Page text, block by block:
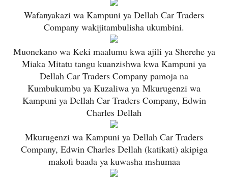
Wafanyakazi wa Kampuni ya Dellah Car Traders
Company wakijitambulisha ukumbini.
Muonekano wa Keki maalumu kwa ajili ya Sherehe ya
Miaka Mitatu tangu kuanzishwa kwa Kampuni ya
Dellah Car Traders Company pamoja na
Kumbukumbu ya Kuzaliwa ya Mkurugenzi wa
Kampuni ya Dellah Car Traders Company, Edwin
Charles Dellah
Mkurugenzi wa Kampuni ya Dellah Car Traders
Company, Edwin Charles Dellah (katikati) akipiga
makofi baada ya kuwasha mshumaa